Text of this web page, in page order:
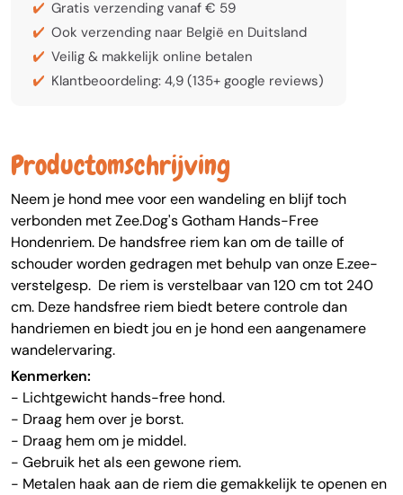
Gratis verzending vanaf € 59
Ook verzending naar België en Duitsland
Veilig & makkelijk online betalen
Klantbeoordeling: 4,9 (135+ google reviews)
Productomschrijving
Neem je hond mee voor een wandeling en blijf toch
verbonden met Zee.Dog's Gotham Hands-Free
Hondenriem. De handsfree riem kan om de taille of
schouder worden gedragen met behulp van onze E.zee-
verstelgesp. De riem is verstelbaar van 120 cm tot 240
cm. Deze handsfree riem biedt betere controle dan
handriemen en biedt jou en je hond een aangenamere
wandelervaring.
Kenmerken:
- Lichtgewicht hands-free hond.
- Draag hem over je borst.
- Draag hem om je middel.
- Gebruik het als een gewone riem.
- Metalen haak aan de riem die gemakkelijk te openen en